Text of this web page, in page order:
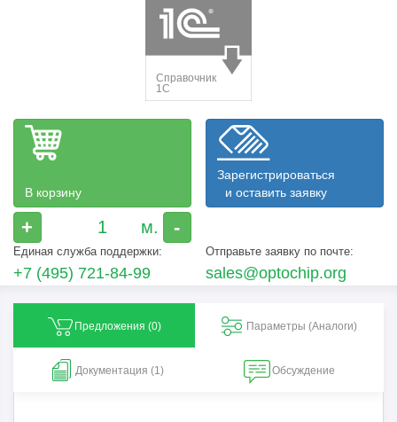
В корзину
+ -
Зарегистрироваться
и оставить заявку
Единая служба поддержки:
+7 (495) 721-84-99
Отправьте заявку по почте:
sales@optochip.org
Предложения (0) Параметры (Aналоги)
Документация (1) Обсуждение